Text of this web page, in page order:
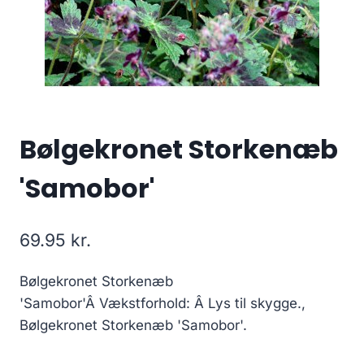
Bølgekronet Storkenæb
'Samobor'
69.95 kr.
Bølgekronet Storkenæb
'Samobor'Â Vækstforhold: Â Lys til skygge.,
Bølgekronet Storkenæb 'Samobor'.